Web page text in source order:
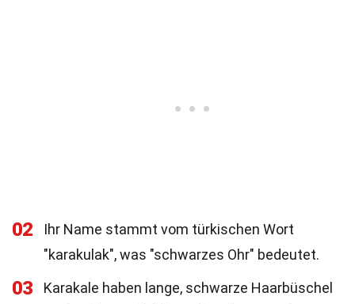
02
Ihr Name stammt vom türkischen Wort
"karakulak", was "schwarzes Ohr" bedeutet.
03
Karakale haben lange, schwarze Haarbüschel